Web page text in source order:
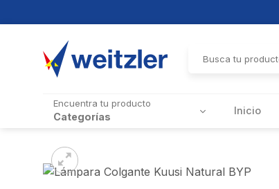
por:
Encuentra tu producto
Categorías Inicio